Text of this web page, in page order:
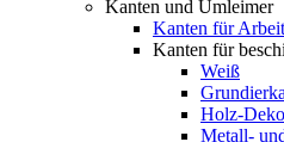
Kanten und Umleimer
Kanten für
Kanten für
Weiß
Holz-
Metall-